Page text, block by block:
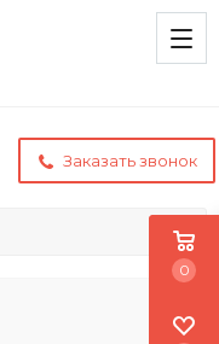
Заказать звонок
0